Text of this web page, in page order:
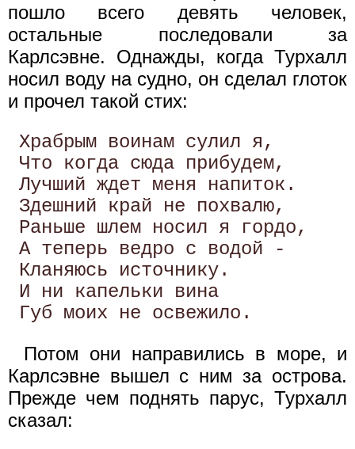
пошло всего девять человек,
остальные последовали за
Карлсэвне. Однажды, когда Турхалл
носил воду на судно, он сделал глоток
и прочел такой стих:
Храбрым воинам сулил я,
Что когда сюда прибудем,
Лучший ждет меня напиток.
Здешний край не похвалю,
Раньше шлем носил я гордо,
А теперь ведро с водой -
Кланяюсь источнику.
И ни капельки вина
Потом они направились в море, и
Карлсэвне вышел с ним за острова.
Прежде чем поднять парус, Турхалл
сказал: